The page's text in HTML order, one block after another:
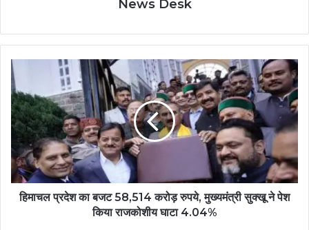
News Desk
हिमाचल प्रदेश का बजट 58,514 करोड़ रुपये, मुख्यमंत्री सुक्खू ने पेश
किया राजकोशीय घाटा 4.04%